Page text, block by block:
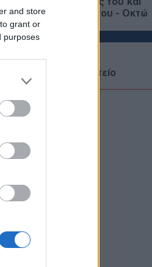
and store
grant or
purposes
πυρ στο σχολείο του - Οκτώ
30 τραυματίες
Ομοσπονδιακό εφετείο
την κατασκευή αίθουσας
Μυστήριο γύρω από τον
μέσο
Κόντρα Ιταλίας–
για τους συνοριακούς